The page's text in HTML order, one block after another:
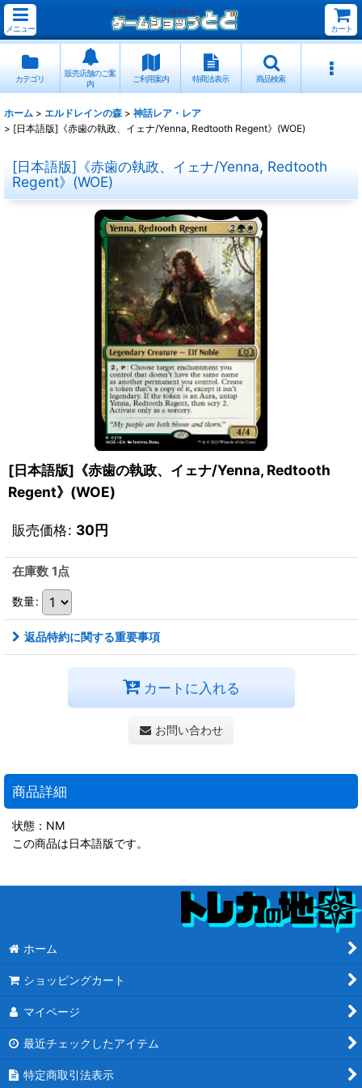
メニュー カート
カテゴリ
販売店舗のご案
内
ご利用案内 特商法表示 商品検索
ホーム > エルドレインの森 > 神話レア・レア
> [日本語版]《赤歯の執政、イェナ/Yenna, Redtooth Regent》(WOE)
[日本語版]《赤歯の執政、イェナ/Yenna, Redtooth
Regent》(WOE)
[日本語版]《赤歯の執政、イェナ/Yenna, Redtooth
Regent》(WOE)
販売価格: 30円
在庫数 1点
数量:
返品特約に関する重要事項
カートに入れる
お問い合わせ
商品詳細
状態：NM
この商品は日本語版です。
ホーム
ショッピングカート
マイページ
最近チェックしたアイテム
特定商取引法表示